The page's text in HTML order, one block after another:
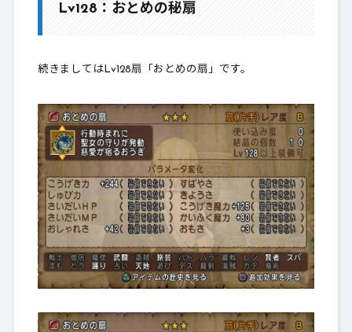
Lv128：おとめの秘扇
続きましてはLv128扇「おとめの扇」です。